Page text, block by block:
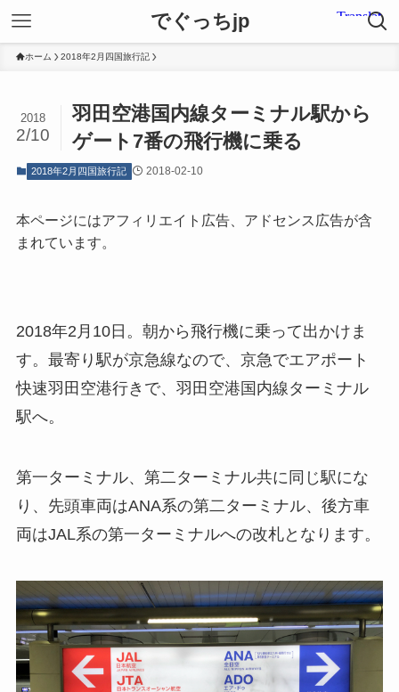
でぐっちjp
ホーム 2018年2月四国旅行記
羽田空港国内線ターミナル駅から
ゲート7番の飛行機に乗る
2018
2/10
2018年2月四国旅行記 2018-02-10
本ページにはアフィリエイト広告、アドセンス広告が含
まれています。
2018年2月10日。朝から飛行機に乗って出かけま
す。最寄り駅が京急線なので、京急でエアポート
快速羽田空港行きで、羽田空港国内線ターミナル
駅へ。
第一ターミナル、第二ターミナル共に同じ駅にな
り、先頭車両はANA系の第二ターミナル、後方車
両はJAL系の第一ターミナルへの改札となります。